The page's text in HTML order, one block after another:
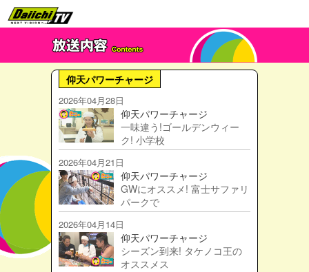
仰天パワーチャージ
2026年04月28日
仰天パワーチャージ
一味違う!ゴールデンウィー
ク! 小学校
2026年04月21日
仰天パワーチャージ
GWにオススメ! 富士サファリ
パークで
2026年04月14日
仰天パワーチャージ
シーズン到来! タケノコ王の
オススメス